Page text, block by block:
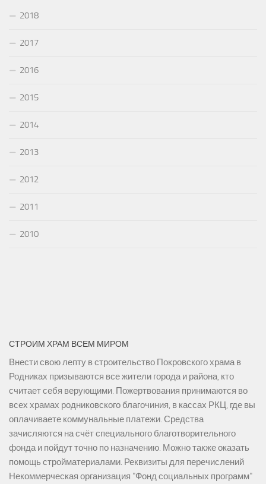
2018
2017
2016
2015
2014
2013
2012
2011
2010
СТРОИМ ХРАМ ВСЕМ МИРОМ
Внести свою лепту в строительство Покровского храма в
Родниках призываются все жители города и района, кто
считает себя верующими. Пожертвования принимаются во
всех храмах родниковского благочиния, в кассах РКЦ, где вы
оплачиваете коммунальные платежи. Средства
зачисляются на счёт специального благотворительного
фонда и пойдут точно по назначению. Можно также оказать
помощь стройматериалами. Реквизиты для перечислений
Некоммерческая организация "Фонд социальных программ"